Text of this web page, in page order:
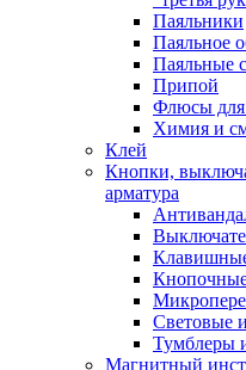
Паяльники
Паяльное
Паяльные
Припой
Флюсы для
Химия и
Клей
Кнопки,
арматура
Световые
Тумблеры
Магнитный